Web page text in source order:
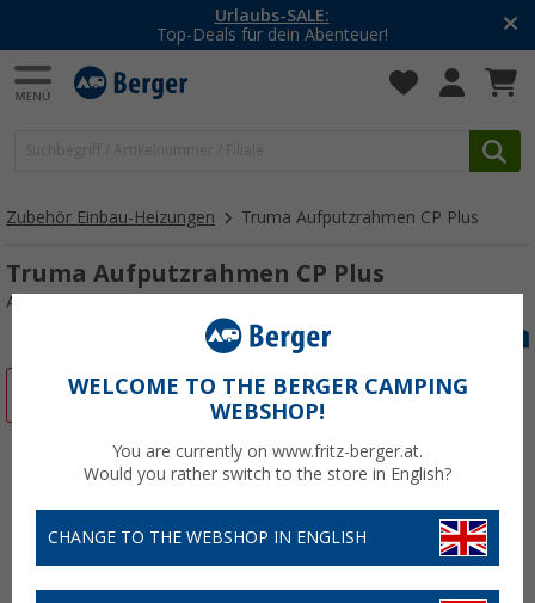
Urlaubs-SALE:
Top-Deals für dein Abenteuer!
Zubehör Einbau-Heizungen Truma Aufputzrahmen CP Plus
Truma Aufputzrahmen CP Plus
Art.-Nr.: 255980
WELCOME TO THE BERGER CAMPING
WEBSHOP!
You are currently on www.fritz-berger.at.
Would you rather switch to the store in English?
CHANGE TO THE WEBSHOP IN ENGLISH